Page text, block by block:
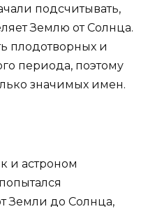
подсчитывать,
Землю от Солнца.
плодотворных и
периода, поэтому
значимых имен.
и астроном
Земли до Солнца,